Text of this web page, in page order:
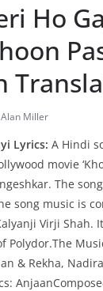
Ho
Alan Miller
Lyrics: A Hindi
movie
The
song music is
Virji Shah.
Polydor.The
& Rekha,